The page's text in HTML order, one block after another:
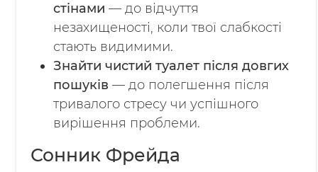
стінами — до відчуття
незахищеності, коли твої слабкості
стають видимими.
Знайти чистий туалет після довгих
пошуків — до полегшення після
тривалого стресу чи успішного
вирішення проблеми.
Сонник Фрейда